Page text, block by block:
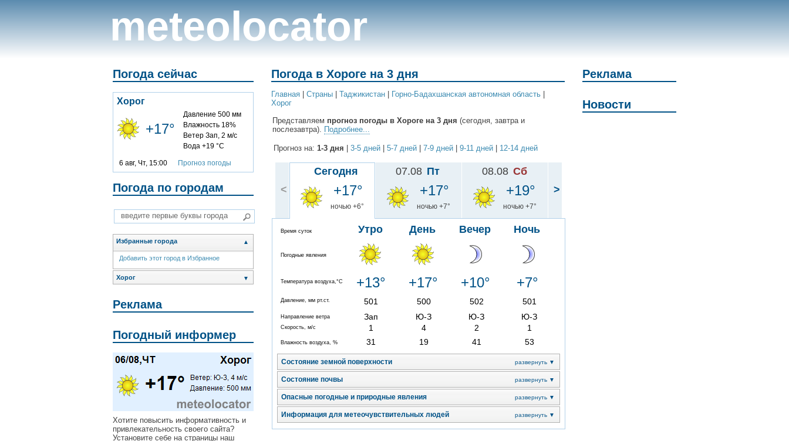
meteolocator
Погода сейчас
Хорог
+17°
Давление 500 мм
Влажность 18%
Ветер Зап, 2 м/с
Вода +19 °C
6 авг, Чт, 15:00 Прогноз погоды
Погода по городам
Избранные города ▲
Добавить этот город в Избранное
Хорог ▼
Реклама
Погодный информер
Хотите повысить информативность и
привлекательность своего сайта?
Установите себе на страницы наш
Погода в Хороге на 3 дня
Главная Cтраны Таджикистан Горно-Бадахшанская автономная область
Хорог
Представляем прогноз погоды в Хороге на 3 дня (сегодня, завтра и
послезавтра). Подробнее...
Прогноз на: 1-3 дня 3-5 дней 5-7 дней 7-9 дней 9-11 дней 12-14 дней
<
Сегодня
+17°
ночью +6°
Время суток Утро День Вечер Ночь
Погодные явления
Температура воздуха,°C +13° +17° +10° +7°
Давление, мм рт.ст. 501 500 502 501
Направление ветра Зап Ю-З Ю-З Ю-З
Скорость, м/с 1 4 2 1
Влажность воздуха, % 31 19 41 53
Состояние земной поверхности развернуть ▼
Состояние почвы развернуть ▼
Опасные погодные и природные явления развернуть ▼
Информация для метеочувствительных людей развернуть ▼
07.08 Пт
+17°
ночью +7°
08.08 Сб
+19°
ночью +7°
>
Реклама
Новости